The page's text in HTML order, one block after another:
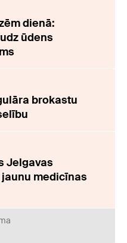
dienā:
ūdens
brokastu
Jelgavas
medicīnas